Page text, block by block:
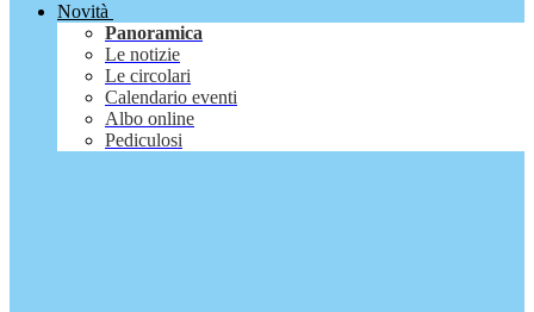
Novità
Panoramica
Le notizie
Le circolari
Calendario eventi
Albo online
Pediculosi